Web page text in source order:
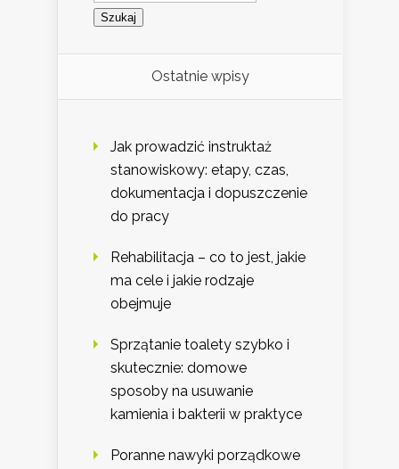
Ostatnie wpisy
Jak prowadzić instruktaż
stanowiskowy: etapy, czas,
dokumentacja i dopuszczenie
do pracy
Rehabilitacja – co to jest, jakie
ma cele i jakie rodzaje
obejmuje
Sprzątanie toalety szybko i
skutecznie: domowe
sposoby na usuwanie
kamienia i bakterii w praktyce
Poranne nawyki porządkowe